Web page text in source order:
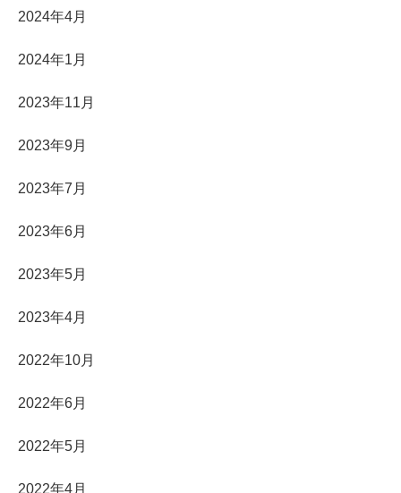
2024年4月
2024年1月
2023年11月
2023年9月
2023年7月
2023年6月
2023年5月
2023年4月
2022年10月
2022年6月
2022年5月
2022年4月